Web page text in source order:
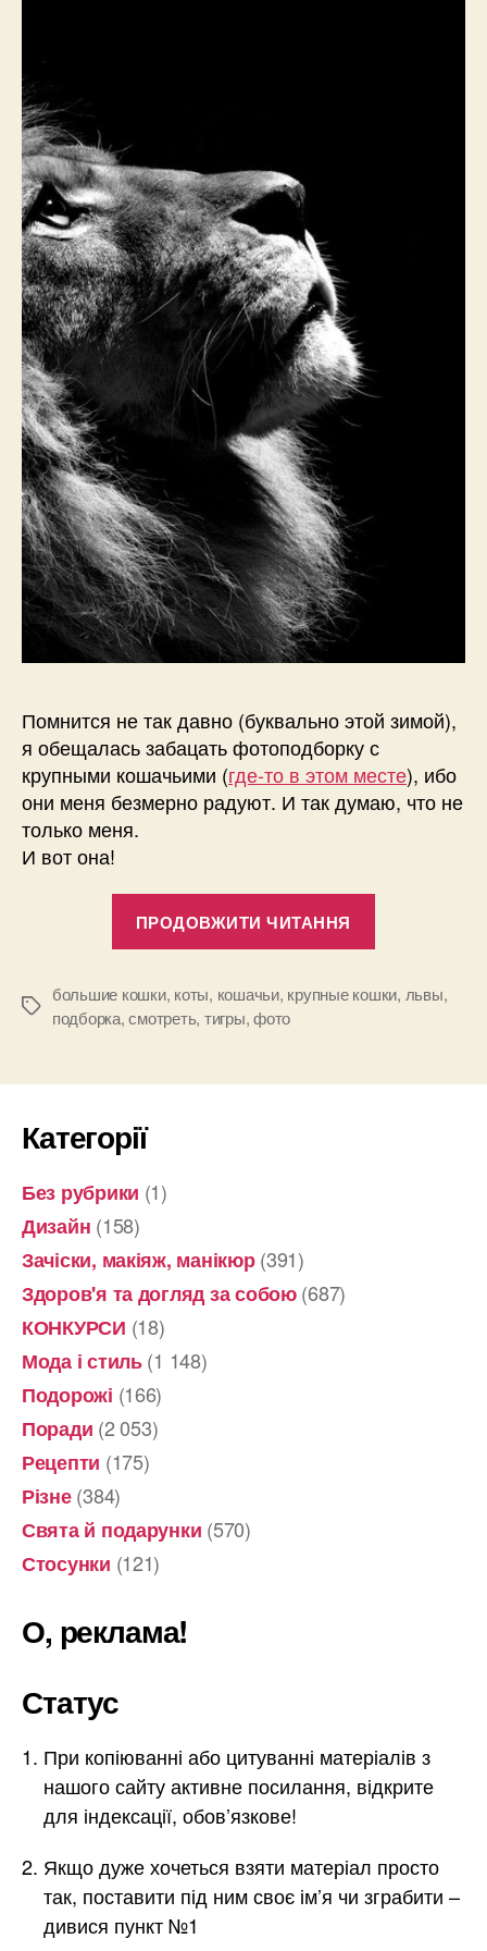
Помнится не так давно (буквально этой зимой),
я обещалась забацать фотоподборку с
крупными кошачьими (где-то в этом месте), ибо
они меня безмерно радуют. И так думаю, что не
только меня.
И вот она!
ПРОДОВЖИТИ ЧИТАННЯ
кошек”
Позначки
большие кошки, коты, кошачьи, крупные кошки, львы,
подборка,смотреть, тигры,фото
Категорії
Без рубрики (1)
Дизайн (158)
Зачіски, макіяж, манікюр(391)
Здоров'я та догляд за собою(687)
КОНКУРСИ (18)
Мода і стиль(1 148)
Подорожі (166)
Поради (2 053)
Рецепти (175)
Різне(384)
Свята й подарунки (570)
Стосунки (121)
О, реклама!
Статус
При копіюванні або цитуванні матеріалів з
нашого сайту активне посилання, відкрите
для індексації, обов’язкове!
Якщо дуже хочеться взяти матеріал просто
так, поставити під ним своє ім’я чи зграбити –
дивися пункт №1